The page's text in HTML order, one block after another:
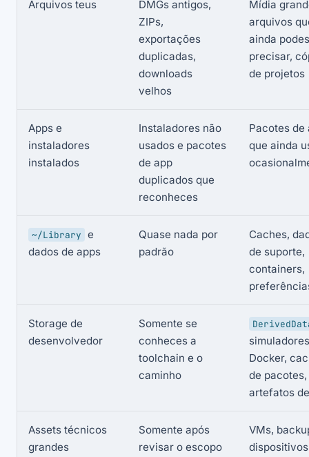
Arquivos teus
DMGs antigos,
ZIPs,
exportações
duplicadas,
downloads
velhos
Mídia
arquivos
ainda podes
precisar,
de projetos
Apps e
instaladores
instalados
Instaladores não
usados e pacotes
de app
duplicados que
reconheces
Pacotes de
que ainda
~/Library e
dados de apps
Quase nada por
padrão
Caches,
de suporte,
containers,
Storage de
desenvolvedor
Somente se
conheces a
toolchain e o
caminho
Docker,
de pacotes,
artefatos
Assets técnicos
grandes
Somente após
revisar o escopo
VMs,